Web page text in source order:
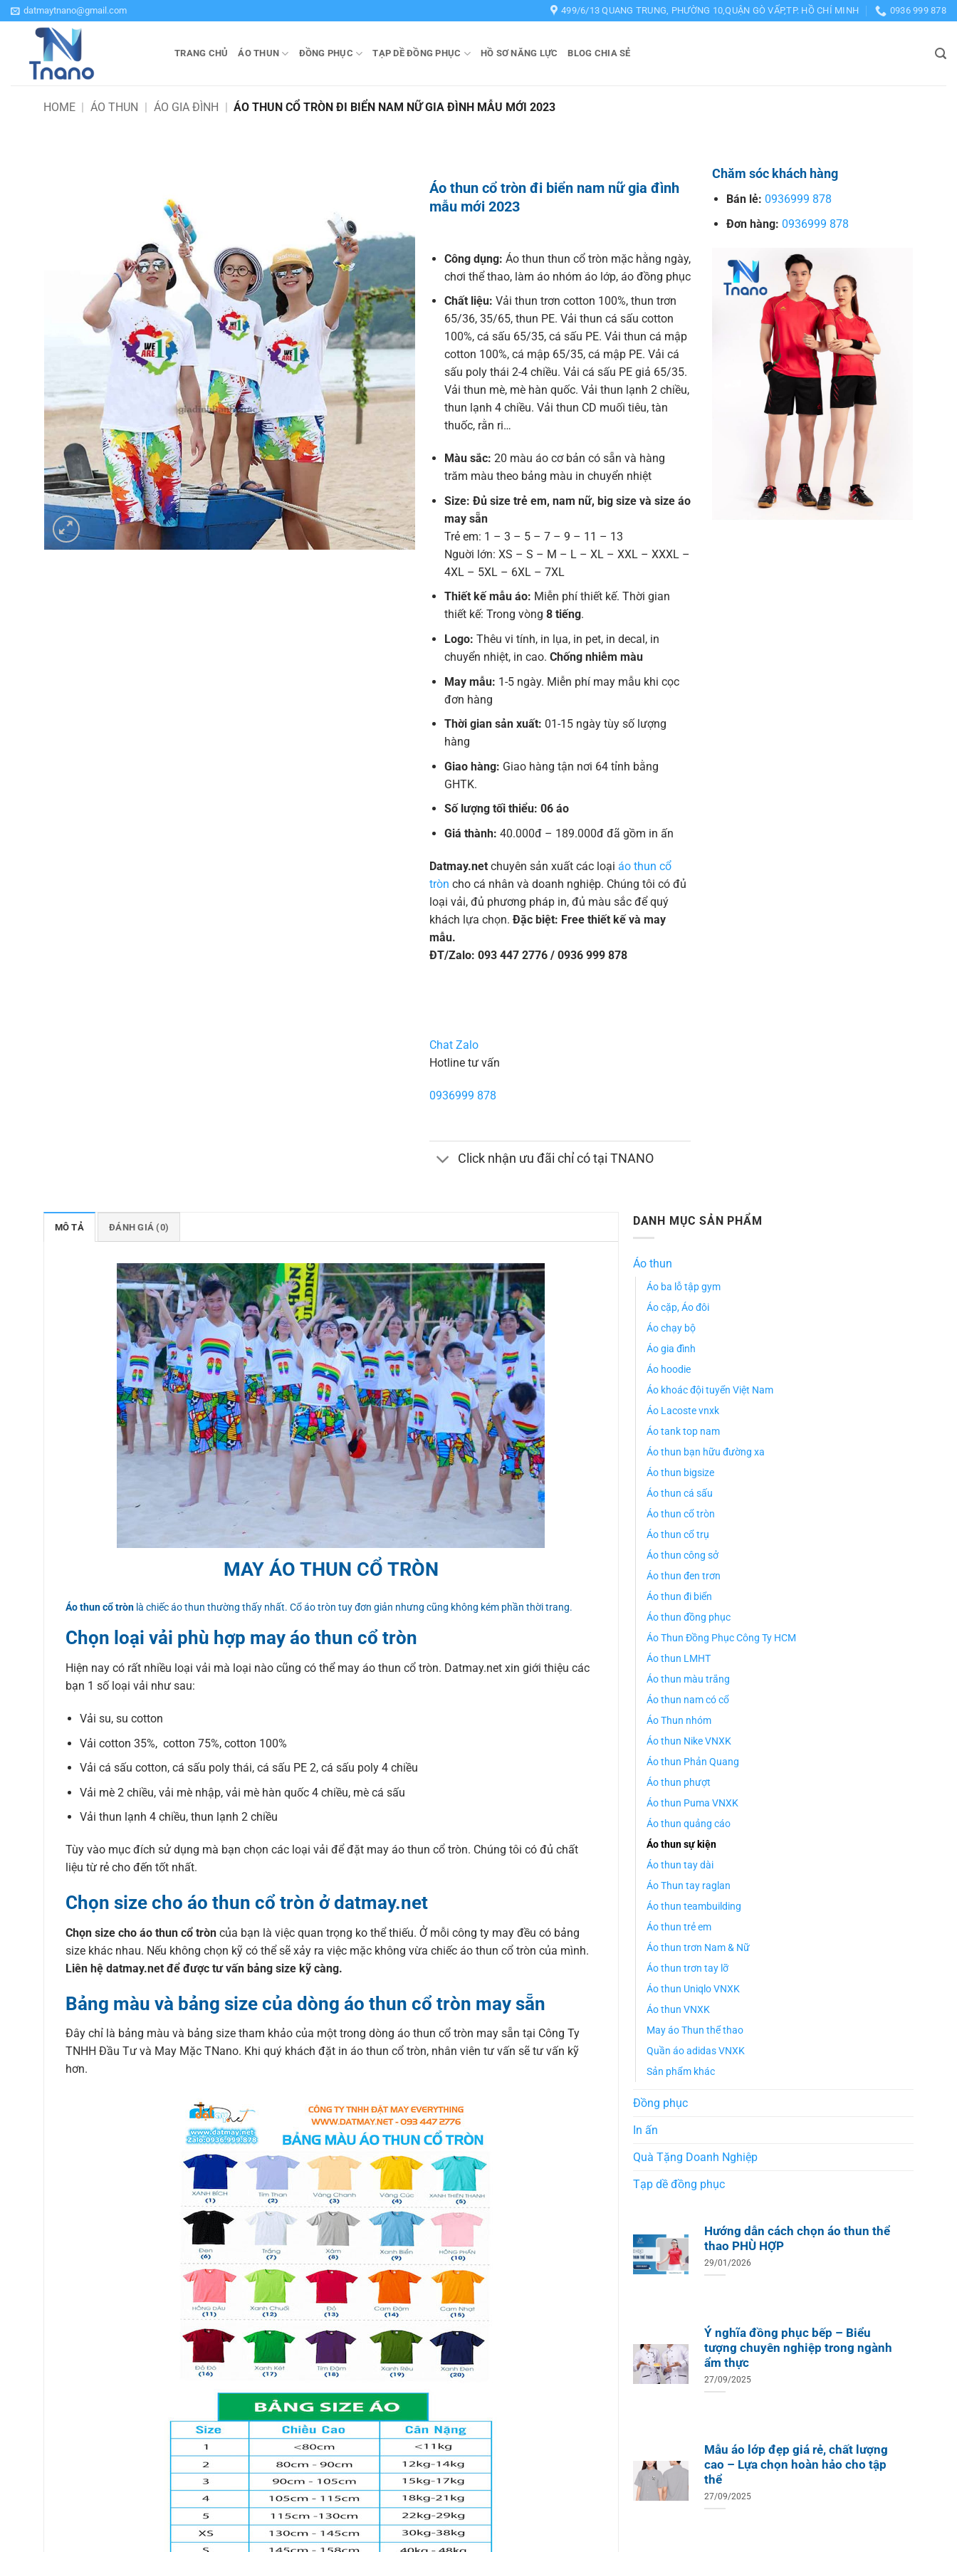
Bỏ
qua
datmaytnano@gmail.com 499/6/13 QUANG TRUNG, PHƯỜNG 10,QUẬN GÒ VẤP,TP. HỒ CHÍ MINH 0936 999 878
TRANG CHỦ ÁO THUN ĐỒNG PHỤC TẠP DỀ ĐỒNG PHỤC HỒ SƠ NĂNG LỰC BLOG CHIA SẺ
HOME | ÁO THUN | ÁO GIA ĐÌNH | ÁO THUN CỔ TRÒN ĐI BIỂN NAM NỮ GIA ĐÌNH MẪU MỚI 2023
Áo thun cổ tròn đi biển nam nữ gia đình
mẫu mới 2023
Công dụng: Áo thun thun cổ tròn mặc hằng ngày,
chơi thể thao, làm áo nhóm áo lớp, áo đồng phục
Chất liệu: Vải thun trơn cotton 100%, thun trơn
65/36, 35/65, thun PE. Vải thun cá sấu cotton
100%, cá sấu 65/35, cá sấu PE. Vải thun cá mập
cotton 100%, cá mập 65/35, cá mập PE. Vải cá
sấu poly thái 2-4 chiều. Vải cá sấu PE giả 65/35.
Vải thun mè, mè hàn quốc. Vải thun lạnh 2 chiều,
thun lạnh 4 chiều. Vải thun CD muối tiêu, tàn
thuốc, rằn ri…
Màu sắc: 20 màu áo cơ bản có sẵn và hàng
trăm màu theo bảng màu in chuyển nhiệt
Size: Đủ size trẻ em, nam nữ, big size và size áo
may sẵn
Trẻ em: 1 – 3 – 5 – 7 – 9 – 11 – 13
Nguời lớn: XS – S – M – L – XL – XXL – XXXL –
4XL – 5XL – 6XL – 7XL
Thiết kế mẫu áo: Miễn phí thiết kế. Thời gian
thiết kế: Trong vòng 8 tiếng.
Logo: Thêu vi tính, in lụa, in pet, in decal, in
chuyển nhiệt, in cao. Chống nhiễm màu
May mẫu: 1-5 ngày. Miễn phí may mẫu khi cọc
đơn hàng
Thời gian sản xuất: 01-15 ngày tùy số lượng
hàng
Giao hàng: Giao hàng tận nơi 64 tỉnh bằng
GHTK.
Số lượng tối thiểu: 06 áo
Giá thành: 40.000đ – 189.000đ đã gồm in ấn
Datmay.net chuyên sản xuất các loại áo thun cổ
tròn cho cá nhân và doanh nghiệp. Chúng tôi có đủ
loại vải, đủ phương pháp in, đủ màu sắc để quý
khách lựa chọn. Đặc biệt: Free thiết kế và may
mẫu.
ĐT/Zalo: 093 447 2776 / 0936 999 878
Chat Zalo
Hotline tư vấn
0936999 878
Click nhận ưu đãi chỉ có tại TNANO
Chăm sóc khách hàng
Bán lẻ: 0936999 878
Đơn hàng: 0936999 878
MÔ TẢ ĐÁNH GIÁ (0)
MAY ÁO THUN CỔ TRÒN
Áo thun cổ trònlà chiếc áo thun thường thấy nhất. Cổ áo tròn tuy đơn giản nhưng cũng không kém phần thời trang.
Chọn loại vải phù hợp may áo thun cổ tròn
Hiện nay có rất nhiều loại vải mà loại nào cũng có thể may áo thun cổ tròn. Datmay.net xin giới thiệu các
bạn 1 số loại vải như sau:
Vải su, su cotton
Vải cotton 35%, cotton 75%, cotton 100%
Vải cá sấu cotton, cá sấu poly thái, cá sấu PE 2, cá sấu poly 4 chiều
Vải mè 2 chiều, vải mè nhập, vải mè hàn quốc 4 chiều, mè cá sấu
Vải thun lạnh 4 chiều, thun lạnh 2 chiều
Tùy vào mục đích sử dụng mà bạn chọn các loại vải để đặt may áo thun cổ tròn. Chúng tôi có đủ chất
liệu từ rẻ cho đến tốt nhất.
Chọn size cho áo thun cổ tròn ở datmay.net
Chọn size cho áo thun cổ tròn của bạn là việc quan trọng ko thể thiếu. Ở mỗi công ty may đều có bảng
size khác nhau. Nếu không chọn kỹ có thể sẽ xảy ra việc mặc không vừa chiếc áo thun cổ tròn của mình.
Liên hệ datmay.net để được tư vấn bảng size kỹ càng.
Bảng màu và bảng size của dòng áo thun cổ tròn may sẵn
Đây chỉ là bảng màu và bảng size tham khảo của một trong dòng áo thun cổ tròn may sẵn tại Công Ty
TNHH Đầu Tư và May Mặc TNano. Khi quý khách đặt in áo thun cổ tròn, nhân viên tư vấn sẽ tư vấn kỹ
hơn.
DANH MỤC SẢN PHẨM
Áo thun
Áo ba lỗ tập gym
Áo cặp, Áo đôi
Áo chạy bộ
Áo gia đình
Áo hoodie
Áo khoác đội tuyển Việt Nam
Áo Lacoste vnxk
Áo tank top nam
Áo thun bạn hữu đường xa
Áo thun bigsize
Áo thun cá sấu
Áo thun cổ tròn
Áo thun cổ trụ
Áo thun công sở
Áo thun đen trơn
Áo thun đi biển
Áo thun đồng phục
Áo Thun Đồng Phục Công Ty HCM
Áo thun LMHT
Áo thun màu trắng
Áo thun nam có cổ
Áo Thun nhóm
Áo thun Nike VNXK
Áo thun Phản Quang
Áo thun phượt
Áo thun Puma VNXK
Áo thun quảng cáo
Áo thun sự kiện
Áo thun tay dài
Áo Thun tay raglan
Áo thun teambuilding
Áo thun trẻ em
Áo thun trơn Nam & Nữ
Áo thun trơn tay lỡ
Áo thun Uniqlo VNXK
Áo thun VNXK
May áo Thun thể thao
Quần áo adidas VNXK
Sản phẩm khác
Đồng phục
In ấn
Quà Tặng Doanh Nghiệp
Tạp dề đồng phục
Hướng dẫn cách chọn áo thun thể
thao PHÙ HỢP
29/01/2026
Ý nghĩa đồng phục bếp – Biểu
tượng chuyên nghiệp trong ngành
ẩm thực
27/09/2025
Mẫu áo lớp đẹp giá rẻ, chất lượng
cao – Lựa chọn hoàn hảo cho tập
thể
27/09/2025